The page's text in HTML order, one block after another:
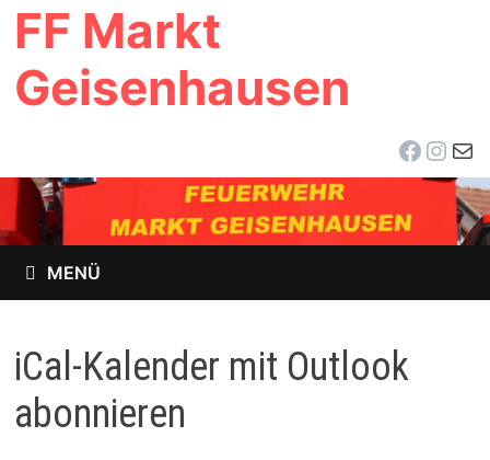
Zum
Inhalt
springen
FF Markt
Geisenhausen
E-
MENÜ
iCal-Kalender mit Outlook
abonnieren